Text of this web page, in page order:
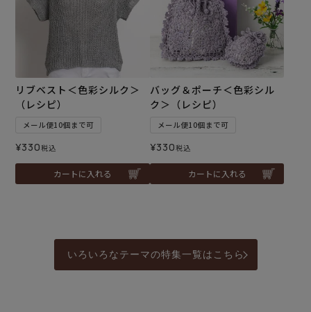
リブベスト＜色彩シルク＞
（レシピ）
メール便10個まで可
¥330税込
カートに入れる
バッグ＆ポーチ＜色彩シル
ク＞（レシピ）
メール便10個まで可
¥330税込
カートに入れる
いろいろなテーマの特集一覧はこちら